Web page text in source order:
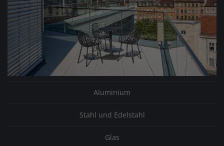
Aluminium
Stahl und Edelstahl
Glas